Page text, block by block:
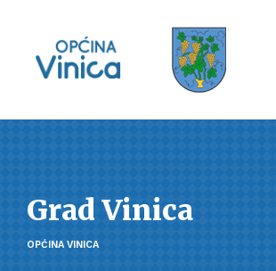
Grad Vinica
OPĆINA VINICA